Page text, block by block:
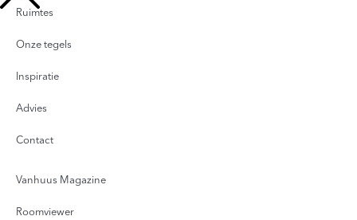
Ruimtes
Onze tegels
Inspiratie
Advies
Contact
Vanhuus Magazine
Roomviewer